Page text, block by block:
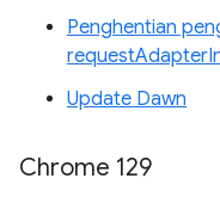
Penghentian
Update Dawn
Chrome 129